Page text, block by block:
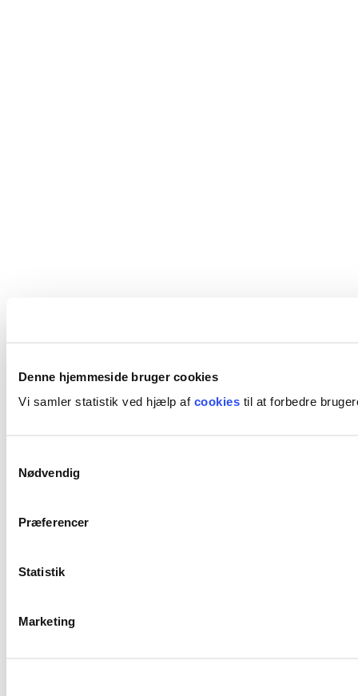
Denne hjemmeside bruger cookies
Vi samler statistik ved hjælp af cookies til at forbedre
Nødvendig
Præferencer
Statistik
Marketing